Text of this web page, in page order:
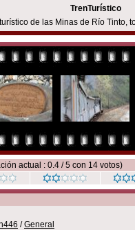
TrenTurístico
de las Minas de Río Tinto,
actual : 0.4 / 5 con 14 votos)
/General